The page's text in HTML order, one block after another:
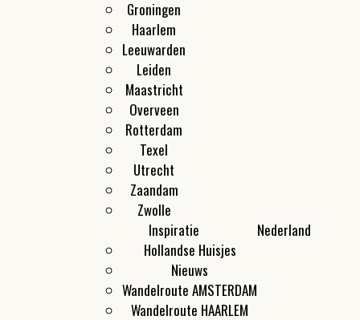
Groningen
Haarlem
Leeuwarden
Leiden
Maastricht
Overveen
Rotterdam
Texel
Utrecht
Zaandam
Zwolle
Inspiratie
Hollandse Huisjes
Nieuws
Wandelroute AMSTERDAM
Wandelroute HAARLEM
Nederland